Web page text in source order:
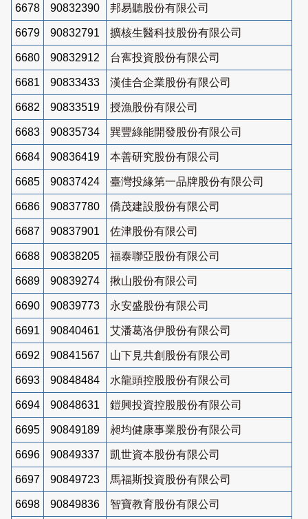
6678 90832390 邦易聽股份有限公司
6679 90832791 擴核生醫科技股份有限公司
6680 90832912 台寯投資股份有限公司
6681 90833433 漢佳合企業股份有限公司
6682 90833519 授漁股份有限公司
6683 90835734 巽豐綠能開發股份有限公司
6684 90836419 本善研究股份有限公司
6685 90837424 臺灣投緣第一品牌股份有限公司
6686 90837780 僑茂建設股份有限公司
6687 90837901 佐津股份有限公司
6688 90838205 福泰聯亞股份有限公司
6689 90839274 揪山股份有限公司
6690 90839773 永安盛股份有限公司
6691 90840461 艾潘葛洛伊股份有限公司
6692 90841567 山下見共創股份有限公司
6693 90848484 水龍頭控股股份有限公司
6694 90848631 鎧興投資控股股份有限公司
6695 90849189 昶均健康事業股份有限公司
6696 90849337 凱世資本股份有限公司
6697 90849723 馬福斯投資股份有限公司
6698 90849836 智寶教育股份有限公司